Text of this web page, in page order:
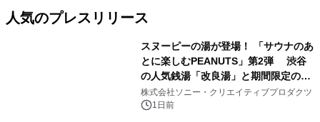
人気のプレスリリース
スヌーピーの湯が登場！ 「サウナのあ
とに楽しむPEANUTS」第2弾 渋谷
の人気銭湯「改良湯」と期間限定のコ
ラボレーション サウナイキタイコラ
ボグッズも発売決定！
株式会社ソニー・クリエイティブプロダクツ
1日前